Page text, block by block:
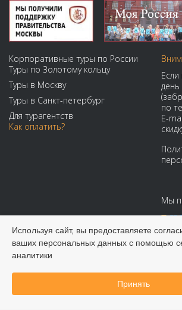
Забронировать онлайн
Корпоративные туры по России
Туры по Золотому кольцу
Туры в Москву
Туры в Санкт-петербург
Для турагентств
Как оплатить?
по
E-
Мы
© 2008-2026 Виадук Тур - Туры по России и СНГ
Используя сайт, вы предоставляете
ваших персональных данных с помощью
аналитики
Принять